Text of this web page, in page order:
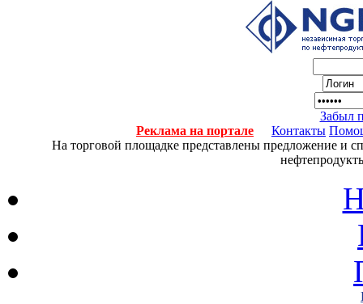
Забыл
Реклама на портале
Контакты
На торговой площадке представлены предложение и